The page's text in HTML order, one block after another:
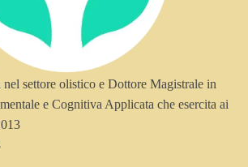
settore olistico e Dottore Magistrale in
e Cognitiva Applicata che esercita ai